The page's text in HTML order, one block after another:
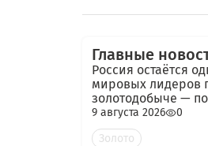
Главные
Россия остаётся
мировых лидеров
золотодобыче — по
года добыча
тонн
9 августа 2026
0
Золото